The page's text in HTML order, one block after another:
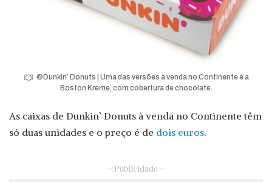
©Dunkin’ Donuts | Uma das versões à venda no Continente é a
Boston Kreme, com cobertura de chocolate.
As caixas de Dunkin’ Donuts à venda no Continente têm
só duas unidades e o preço é de dois euros.
– Publicidade –